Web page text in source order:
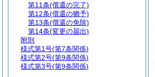
第11条(償還の完了)
第12条(償還の猶予)
第13条(償還の免除)
第14条(変更の届出)
附則
様式第1号(第7条関係)
様式第2号(第9条関係)
様式第3号(第9条関係)